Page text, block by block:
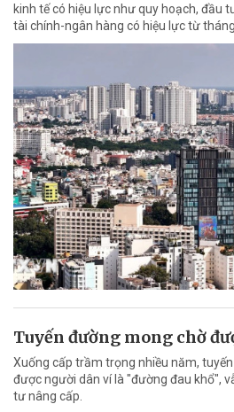
kinh tế có hiệu lực như quy hoạch, đầu
tài chính-ngân hàng có hiệu lực từ
Tuyến đường mong chờ
Xuống cấp trầm trọng nhiều năm,
được người dân ví là "đường đau khổ",
tư nâng cấp.